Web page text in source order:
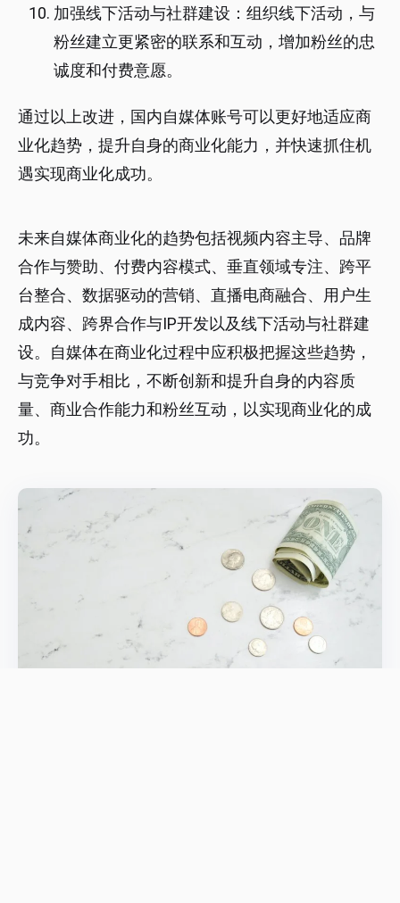
加强线下活动与社群建设：组织线下活动，与
粉丝建立更紧密的联系和互动，增加粉丝的忠
诚度和付费意愿。
通过以上改进，国内自媒体账号可以更好地适应商
业化趋势，提升自身的商业化能力，并快速抓住机
遇实现商业化成功。
未来自媒体商业化的趋势包括视频内容主导、品牌
合作与赞助、付费内容模式、垂直领域专注、跨平
台整合、数据驱动的营销、直播电商融合、用户生
成内容、跨界合作与IP开发以及线下活动与社群建
设。自媒体在商业化过程中应积极把握这些趋势，
与竞争对手相比，不断创新和提升自身的内容质
量、商业合作能力和粉丝互动，以实现商业化的成
功。